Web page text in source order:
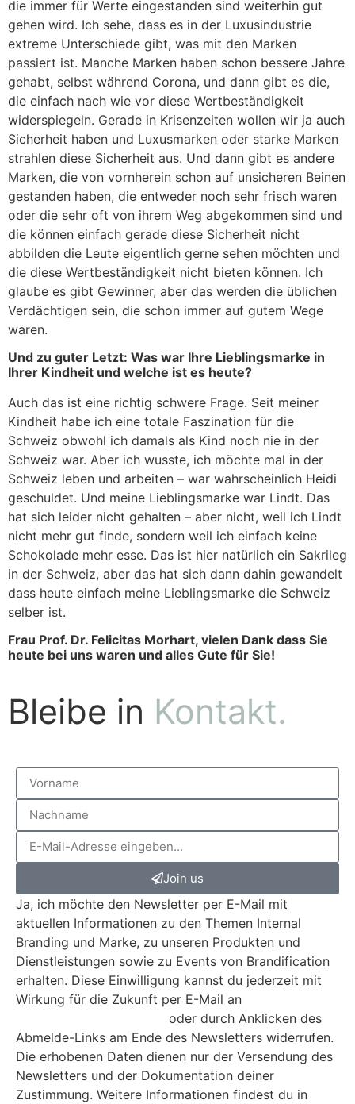
die immer für Werte eingestanden sind weiterhin gut
gehen wird. Ich sehe, dass es in der Luxusindustrie
extreme Unterschiede gibt, was mit den Marken
passiert ist. Manche Marken haben schon bessere Jahre
gehabt, selbst während Corona, und dann gibt es die,
die einfach nach wie vor diese Wertbeständigkeit
widerspiegeln. Gerade in Krisenzeiten wollen wir ja auch
Sicherheit haben und Luxusmarken oder starke Marken
strahlen diese Sicherheit aus. Und dann gibt es andere
Marken, die von vornherein schon auf unsicheren Beinen
gestanden haben, die entweder noch sehr frisch waren
oder die sehr oft von ihrem Weg abgekommen sind und
die können einfach gerade diese Sicherheit nicht
abbilden die Leute eigentlich gerne sehen möchten und
die diese Wertbeständigkeit nicht bieten können. Ich
glaube es gibt Gewinner, aber das werden die üblichen
Verdächtigen sein, die schon immer auf gutem Wege
waren.
Und zu guter Letzt: Was war Ihre Lieblingsmarke in
Ihrer Kindheit und welche ist es heute?
Auch das ist eine richtig schwere Frage. Seit meiner
Kindheit habe ich eine totale Faszination für die
Schweiz obwohl ich damals als Kind noch nie in der
Schweiz war. Aber ich wusste, ich möchte mal in der
Schweiz leben und arbeiten – war wahrscheinlich Heidi
geschuldet. Und meine Lieblingsmarke war Lindt. Das
hat sich leider nicht gehalten – aber nicht, weil ich Lindt
nicht mehr gut finde, sondern weil ich einfach keine
Schokolade mehr esse. Das ist hier natürlich ein Sakrileg
in der Schweiz, aber das hat sich dann dahin gewandelt
dass heute einfach meine Lieblingsmarke die Schweiz
selber ist.
Frau Prof. Dr. Felicitas Morhart, vielen Dank dass Sie
heute bei uns waren und alles Gute für Sie!
Bleibe in Kontakt.
Join us
Ja, ich möchte den Newsletter per E-Mail mit
aktuellen Informationen zu den Themen Internal
Branding und Marke, zu unseren Produkten und
Dienstleistungen sowie zu Events von Brandification
erhalten. Diese Einwilligung kannst du jederzeit mit
Wirkung für die Zukunft per E-Mail an
oder durch Anklicken des
Abmelde-Links am Ende des Newsletters widerrufen.
Die erhobenen Daten dienen nur der Versendung des
Newsletters und der Dokumentation deiner
Zustimmung. Weitere Informationen findest du in